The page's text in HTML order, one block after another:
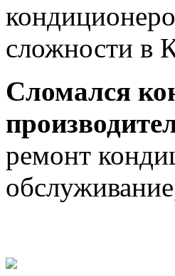
сложности в
Сломался
ремонт